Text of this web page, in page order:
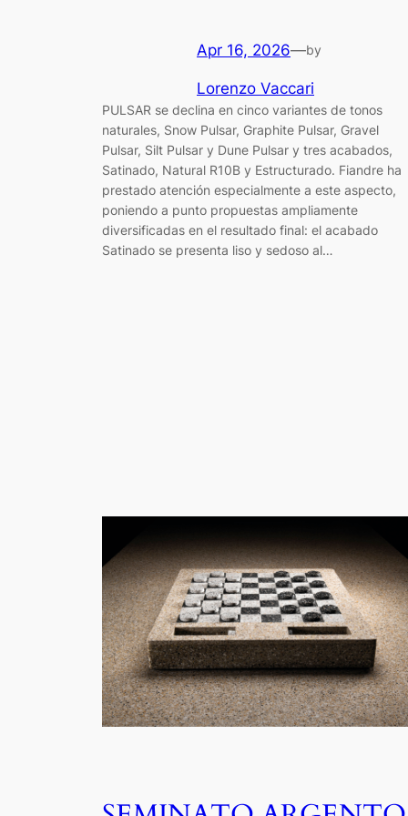
Apr 16, 2026—by
Lorenzo Vaccari
PULSAR se declina en cinco variantes de tonos
naturales, Snow Pulsar, Graphite Pulsar, Gravel
Pulsar, Silt Pulsar y Dune Pulsar y tres acabados,
Satinado, Natural R10B y Estructurado. Fiandre ha
prestado atención especialmente a este aspecto,
poniendo a punto propuestas ampliamente
diversificadas en el resultado final: el acabado
Satinado se presenta liso y sedoso al…